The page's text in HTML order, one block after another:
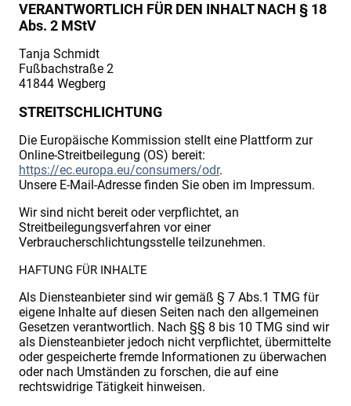
VERANTWORTLICH FÜR DEN INHALT NACH § 18
Abs. 2 MStV
Tanja Schmidt
Fußbachstraße 2
41844 Wegberg
STREITSCHLICHTUNG
Die Europäische Kommission stellt eine Plattform zur
Online-Streitbeilegung (OS) bereit:
https://ec.europa.eu/consumers/odr.
Unsere E-Mail-Adresse finden Sie oben im Impressum.
Wir sind nicht bereit oder verpflichtet, an
Streitbeilegungsverfahren vor einer
Verbraucherschlichtungsstelle teilzunehmen.
HAFTUNG FÜR INHALTE
Als Diensteanbieter sind wir gemäß § 7 Abs.1 TMG für
eigene Inhalte auf diesen Seiten nach den allgemeinen
Gesetzen verantwortlich. Nach §§ 8 bis 10 TMG sind wir
als Diensteanbieter jedoch nicht verpflichtet, übermittelte
oder gespeicherte fremde Informationen zu überwachen
oder nach Umständen zu forschen, die auf eine
rechtswidrige Tätigkeit hinweisen.